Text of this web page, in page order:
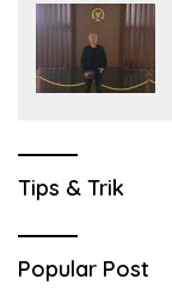
Tips & Trik
Popular Post